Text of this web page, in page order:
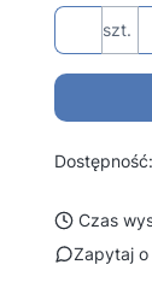
szt.
Dostępność:
Czas
Zapytaj